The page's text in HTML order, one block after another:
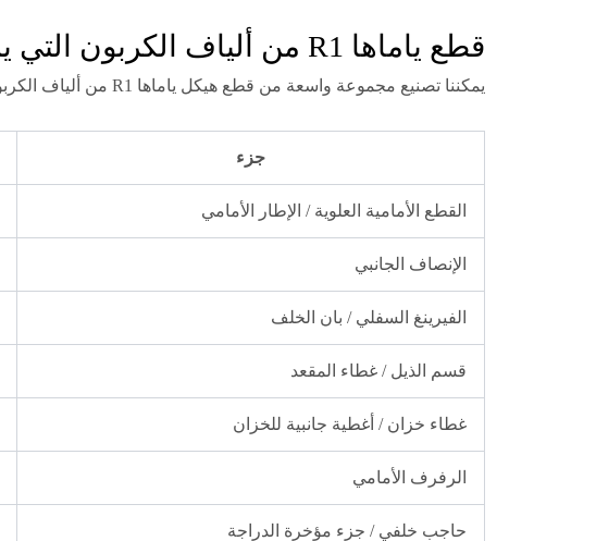
قطع ياماها R1 من ألياف الكربون التي يمكننا تصنيعها
يمكننا تصنيع مجموعة واسعة من قطع هيكل ياماها R1 من ألياف الكربون، والألواح الجسدية، والأغطية، وأجزاء السباق. تعتمد توافر القوالب على موديل السنة ونوع الجزء بالضبط.
جزء
القطع الأمامية العلوية / الإطار الأمامي
الإنصاف الجانبي
الفيرينغ السفلي / بان الخلف
قسم الذيل / غطاء المقعد
غطاء خزان / أغطية جانبية للخزان
الرفرف الأمامي
حاجب خلفي / جزء مؤخرة الدراجة